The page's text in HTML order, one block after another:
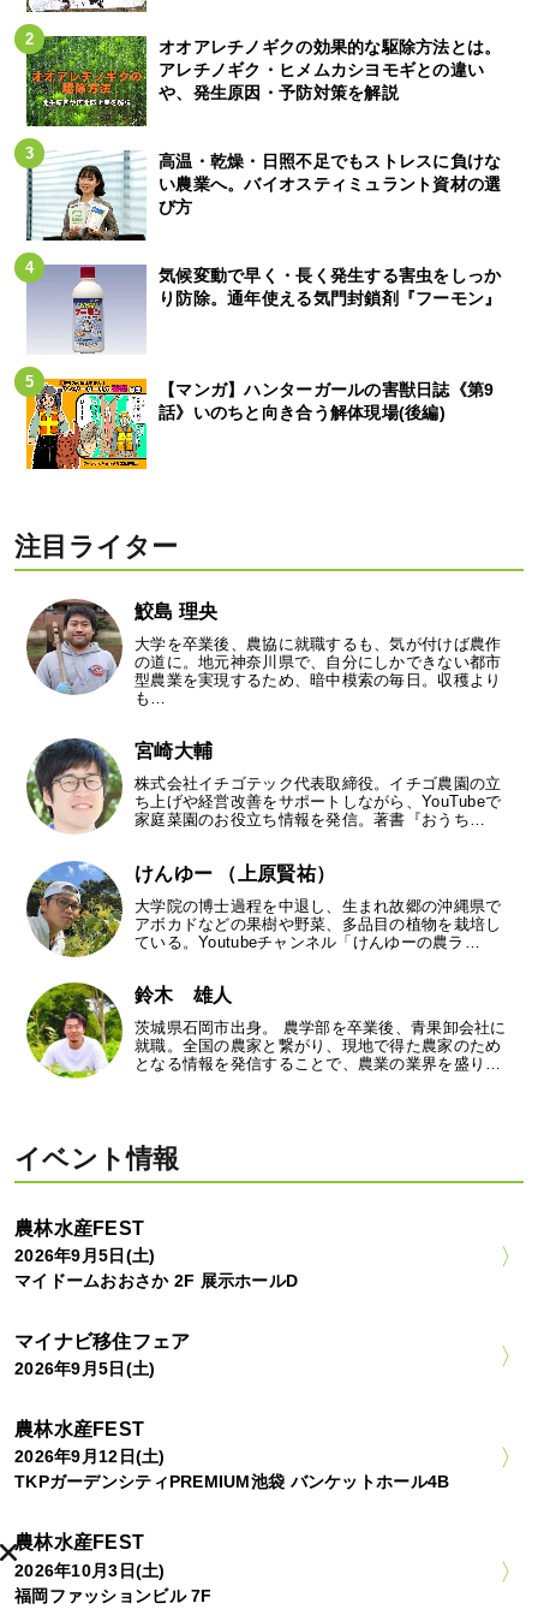
オオアレチノギクの効果的な駆除方法とは。
アレチノギク・ヒメムカシヨモギとの違い
や、発生原因・予防対策を解説
高温・乾燥・日照不足でもストレスに負けな
い農業へ。バイオスティミュラント資材の選
び方
気候変動で早く・長く発生する害虫をしっか
り防除。通年使える気門封鎖剤『フーモン』
【マンガ】ハンターガールの害獣日誌《第9
話》いのちと向き合う解体現場(後編)
注目ライター
鮫島 理央
大学を卒業後、農協に就職するも、気が付けば農作
の道に。地元神奈川県で、自分にしかできない都市
型農業を実現するため、暗中模索の毎日。収穫より
も…
宮崎大輔
株式会社イチゴテック代表取締役。イチゴ農園の立
ち上げや経営改善をサポートしながら、YouTubeで
家庭菜園のお役立ち情報を発信。著書『おうち…
けんゆー （上原賢祐）
大学院の博士過程を中退し、生まれ故郷の沖縄県で
アボカドなどの果樹や野菜、多品目の植物を栽培し
ている。Youtubeチャンネル「けんゆーの農ラ…
鈴木 雄人
茨城県石岡市出身。 農学部を卒業後、青果卸会社に
就職。全国の農家と繋がり、現地で得た農家のため
となる情報を発信することで、農業の業界を盛り…
イベント情報
農林水産FEST
2026年9月5日(土)
マイドームおおさか 2F 展示ホールD
マイナビ移住フェア
2026年9月5日(土)
農林水産FEST
2026年9月12日(土)
TKPガーデンシティPREMIUM池袋 バンケットホール4B
農林水産FEST
2026年10月3日(土)
福岡ファッションビル 7F